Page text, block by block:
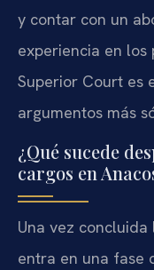
y contar con un
experiencia en los
Superior Court es
argumentos más
¿Qué sucede
cargos en
Una vez
entra en una fase